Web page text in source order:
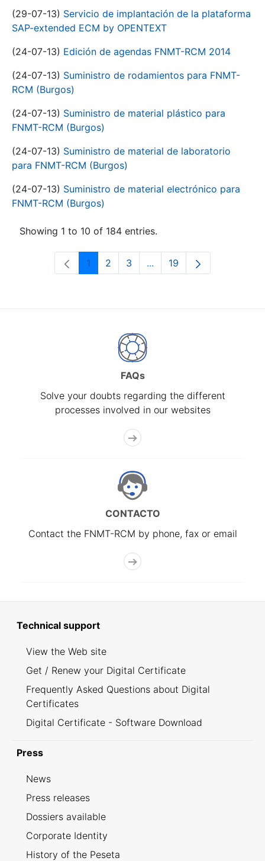
(29-07-13) Servicio de implantación de la plataforma
SAP-extended ECM by OPENTEXT
(24-07-13) Edición de agendas FNMT-RCM 2014
(24-07-13) Suministro de rodamientos para FNMT-
RCM (Burgos)
(24-07-13) Suministro de material plástico para
FNMT-RCM (Burgos)
(24-07-13) Suministro de material de laboratorio
para FNMT-RCM (Burgos)
(24-07-13) Suministro de material electrónico para
FNMT-RCM (Burgos)
Showing 1 to 10 of 184 entries.
Page
1 Page
2 Page
3 ...Intermediate Pages Use
Page
19
FAQs
Solve your doubts regarding the different
processes involved in our websites
CONTACTO
Contact the FNMT-RCM by phone, fax or email
Technical support
View the Web site
Get / Renew your Digital Certificate
Frequently Asked Questions about Digital
Certificates
Digital Certificate - Software Download
Press
News
Press releases
Dossiers available
Corporate Identity
History of the Peseta